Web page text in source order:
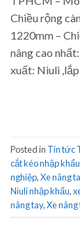
Chiều rộng
1220mm –
nâng cao
xuất: Niuli
Posted in Tin tức
cắt kéo nhập khẩu
nghiệp,Xe nâng
Niuli nhập khẩu,
nâng tay,Xe